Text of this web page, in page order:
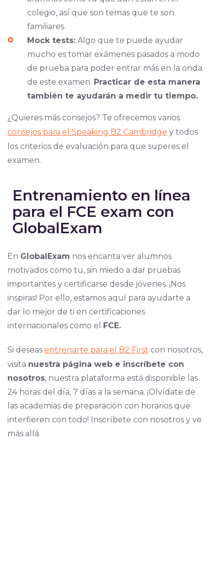
colegio, así que son temas que te son
familiares.
Mock tests:Algo que te puede ayudar
mucho es tomar exámenes pasados a modo
de prueba para poder entrar más en la onda
de este examen. Practicar de esta manera
también te ayudarán a medir tu tiempo.
¿Quieres más consejos? Te ofrecemos varios
consejos para el Speaking B2 Cambridge y todos
los criterios de evaluación para que superes el
examen.
Entrenamiento en línea
para el FCE exam con
GlobalExam
En GlobalExam nos encanta ver alumnos
motivados como tu, sin miedo a dar pruebas
importantes y certificarse desde jóvenes. ¡Nos
inspiras! Por ello, estamos aquí para ayudarte a
dar lo mejor de ti en certificaciones
internacionales como el FCE.
Si deseas entrenarte para el B2 First con nosotros,
visita nuestra página web e inscríbete con
nosotros, nuestra plataforma está disponible las
24 horas del día, 7 días a la semana. ¡Olvídate de
las academias de preparación con horarios que
interfieren con todo! Inscríbete con nosotros y ve
más allá.